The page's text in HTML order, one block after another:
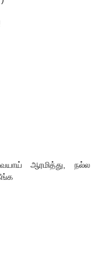
ஆரமித்து, நல்ல